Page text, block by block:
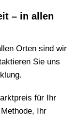
– in allen
Orten sind wir
Sie uns
für Ihr
Ihr